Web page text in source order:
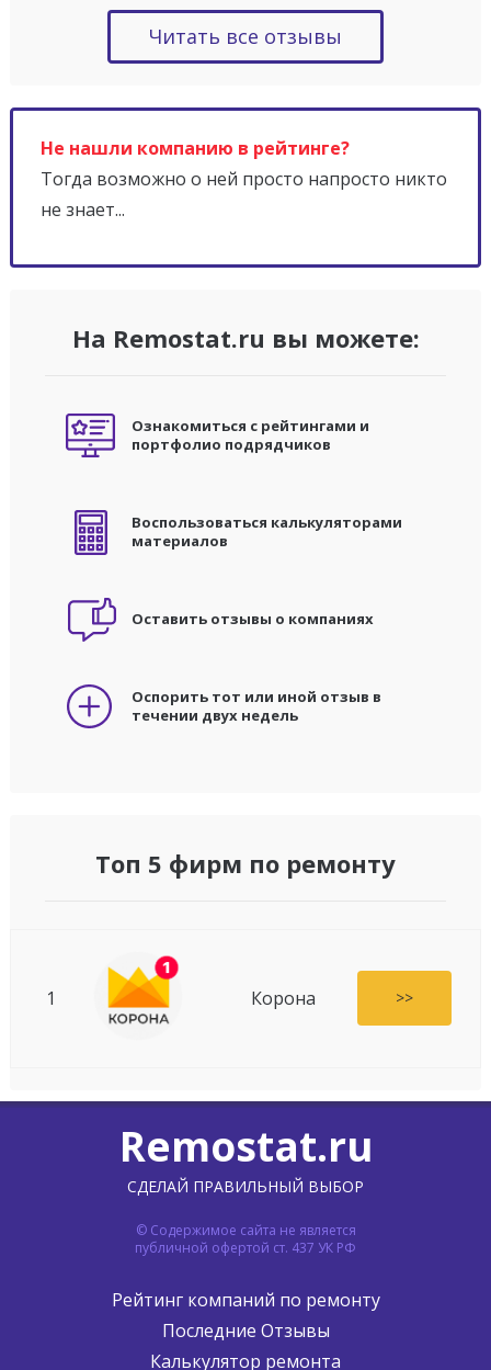
Читать все отзывы
Не нашли компанию в рейтинге?
Тогда возможно о ней просто напросто никто
не знает...
На Remostat.ru вы можете:
Ознакомиться с рейтингами и
портфолио подрядчиков
Воспользоваться калькуляторами
материалов
Оставить отзывы о компаниях
Оспорить тот или иной отзыв в
течении двух недель
Топ 5 фирм по ремонту
1 Корона >>
Remostat.ru
СДЕЛАЙ ПРАВИЛЬНЫЙ ВЫБОР
© Содержимое сайта не является
публичной офертой ст. 437 УК РФ
Рейтинг компаний по ремонту
Последние Отзывы
Калькулятор ремонта